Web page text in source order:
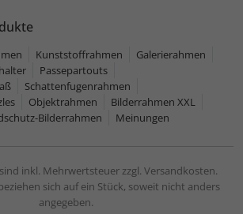
Kunststoffrahmen
Galerierahmen
Passepartouts
Schattenfugenrahmen
Objektrahmen
Bilderrahmen XXL
Bilderrahmen Meinungen
inkl. Mehrwertsteuer zzgl. Versandkosten.
sich auf ein Stück, soweit nicht anders
angegeben.